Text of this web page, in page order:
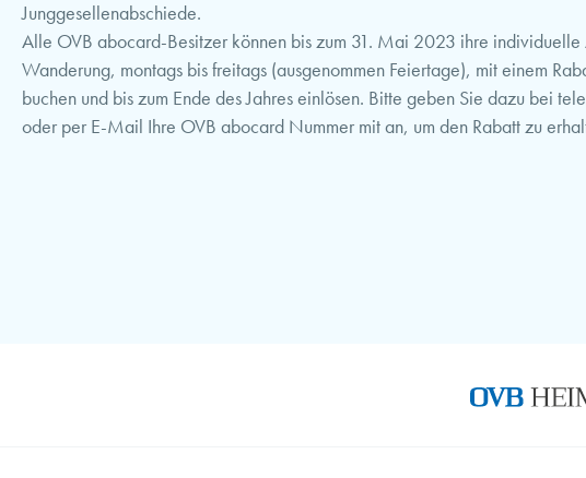
Junggesellenabschiede.
Alle OVB abocard-Besitzer können bis zum 31. Mai 2023 ihre
Wanderung, montags bis freitags (ausgenommen Feiertage), mit einem
buchen und bis zum Ende des Jahres einlösen. Bitte geben Sie dazu bei
oder per E-Mail Ihre OVB abocard Nummer mit an, um den Rabatt zu